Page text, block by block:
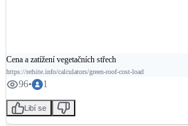
Cena a zatížení vegetačních střech
https://refsite.info/calculators/green-roof-cost-load
96• 1
Libí se